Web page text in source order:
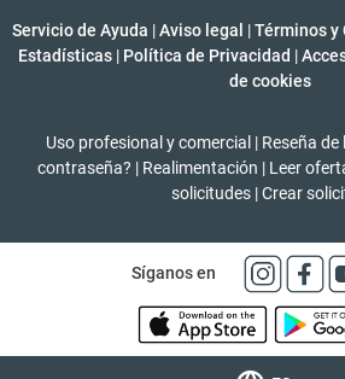
Servicio de Ayuda |Aviso legal |Términos y
Estadísticas | Política de Privacidad |
de cookies
Uso profesional y comercial | Reseña de
contraseña? | Realimentación | Leer
solicitudes |Crear
Síganos en